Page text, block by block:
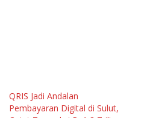
QRIS Jadi Andalan
Pembayaran Digital di Sulut,